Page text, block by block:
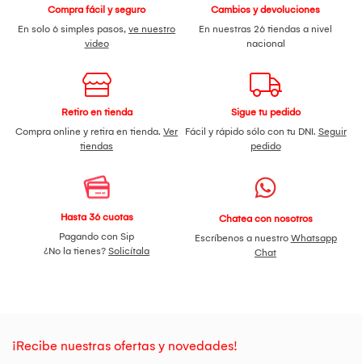
Compra fácil y seguro
En solo 6 simples pasos, ve nuestro
video
Cambios y devoluciones
En nuestras 26 tiendas a nivel
nacional
Retiro en tienda
Compra online y retira en tienda. Ver
tiendas
Sigue tu pedido
Fácil y rápido sólo con tu DNI. Seguir
pedido
Hasta 36 cuotas
Pagando con Sip
¿No la tienes? Solicítala
Chatea con nosotros
Escríbenos a nuestro Whatsapp
Chat
¡Recibe nuestras ofertas y novedades!